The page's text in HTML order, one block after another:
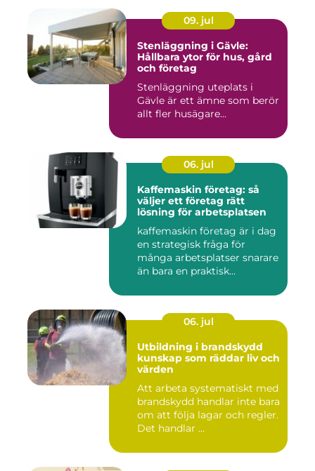
09. jul
Stenläggning i Gävle:
Hållbara ytor för hus, gård
och företag
Stenläggning uteplats i
Gävle är ett ämne som berör
allt fler husägare...
06. jul
Kaffemaskin företag: så
väljer ett företag rätt
lösning för arbetsplatsen
kaffemaskin företag är i dag
en strategisk fråga för
många arbetsplatser snarare
än bara en praktisk...
06. jul
Utbildning i brandskydd
kunskap som räddar liv och
värden
Att arbeta systematiskt med
brandskydd handlar inte bara
om att följa lagar och regler.
Det handlar ...